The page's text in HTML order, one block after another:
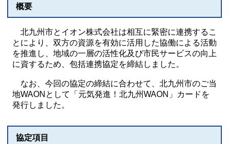
概要
北九州市とイオン株式会社は相互に緊密に連携するこ
とにより、双方の資源を有効に活用した協働による活動
を推進し、地域の一層の活性化及び市民サービスの向上
に資するため、包括連携協定を締結しました。
なお、今回の協定の締結に合わせて、北九州市のご当
地WAONとして「元気発進！北九州WAON」カードを
発行しました。
協定項目